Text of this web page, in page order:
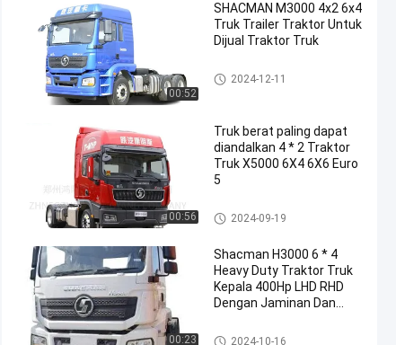
00:52
SHACMAN M3000 4x2 6x4
Truk Trailer Traktor Untuk
Dijual Traktor Truk
truk traktor shacman
2024-12-11
00:56
Truk berat paling dapat
diandalkan 4 * 2 Traktor
Truk X5000 6X4 6X6 Euro
5
truk traktor shacman
2024-09-19
00:23
Shacman H3000 6 * 4
Heavy Duty Traktor Truk
Kepala 400Hp LHD RHD
Dengan Jaminan Dan
truk traktor shacman
2024-10-16